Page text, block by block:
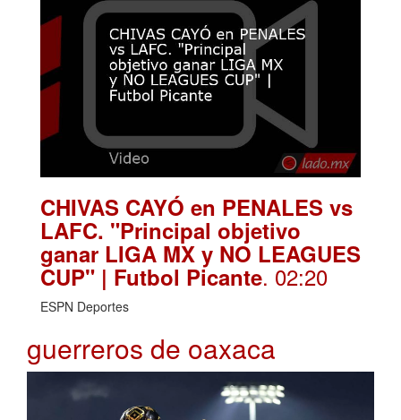
CHIVAS CAYÓ en PENALES vs
LAFC. "Principal objetivo
ganar LIGA MX y NO LEAGUES
CUP" | Futbol Picante. 02:20
ESPN Deportes
guerreros de oaxaca